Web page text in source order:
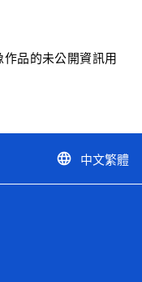
作品的未公開資訊用
language 中文繁體